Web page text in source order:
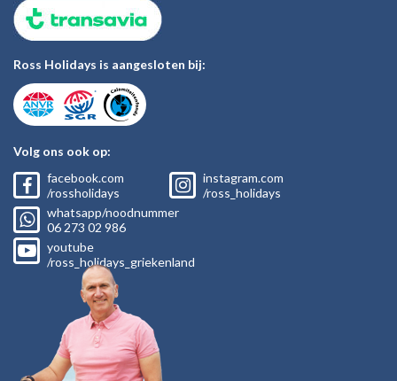
Ross Holidays is aangesloten bij:
Volg ons ook op:
facebook.com
/rossholidays
instagram.com
/ross_holidays
whatsapp/noodnummer
06 273 02 986
youtube
/ross_holidays_griekenland